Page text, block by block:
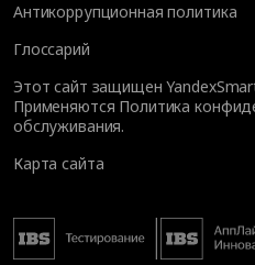
Антикоррупционная политика
Глоссарий
Этот сайт защищен
Применяются Политика
обслуживания.
Карта сайта